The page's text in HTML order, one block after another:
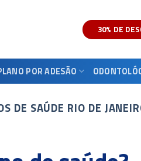
30% DE
POR ADESÃO
DE SAÚDE RIO DE